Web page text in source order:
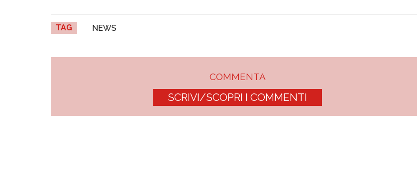
TAG NEWS
COMMENTA
SCRIVI/SCOPRI I COMMENTI